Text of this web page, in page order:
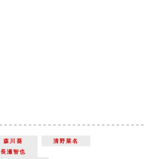
森川葵
清野菜名
長瀬智也